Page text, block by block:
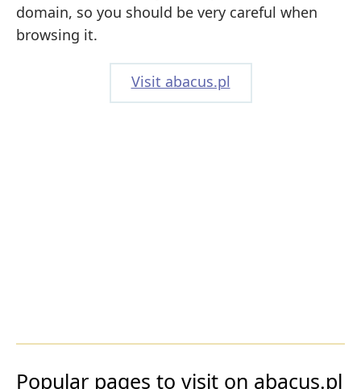
domain, so you should be very careful when
browsing it.
Visit abacus.pl
Popular pages to visit on abacus.pl